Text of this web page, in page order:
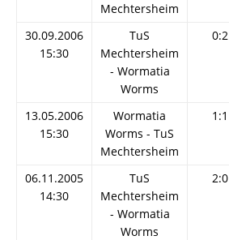
Mechtersheim
30.09.2006
15:30
TuS
Mechtersheim
- Wormatia
Worms
0:2
13.05.2006
15:30
Wormatia
Worms - TuS
Mechtersheim
1:1
06.11.2005
14:30
TuS
Mechtersheim
- Wormatia
Worms
2:0